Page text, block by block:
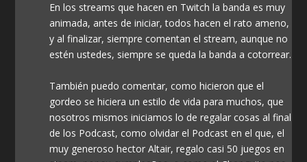
En los streams que hacen en Twitch la banda es muy
animada, antes de iniciar, todos hacen el rato ameno,
y al finalizar, siempre comentan el stream, aunque no
estén ustedes, siempre se queda la banda a cotorrear.
También puedo comentar, como hicieron que el
gordeo se hiciera un estilo de vida para muchos, que
nosotros mismos iniciamos lo de regalar cosas al final
de los Podcast, como olvidar el Podcast en el que, el
muy generoso hector Altair, regalo casi 50 juegos en